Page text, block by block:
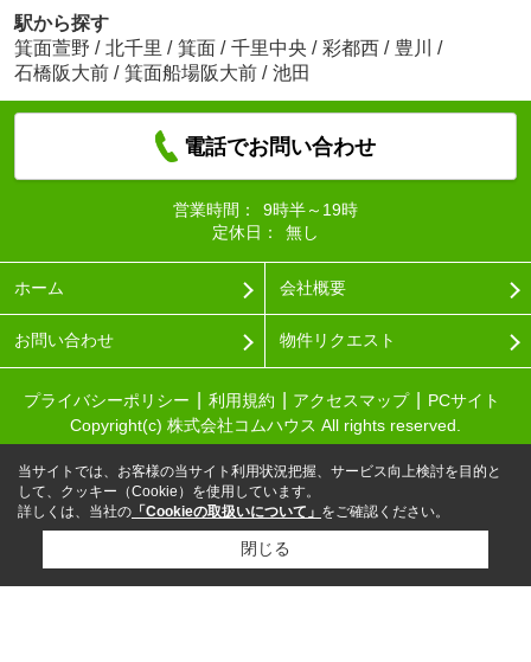
駅から探す
箕面萱野 / 北千里 / 箕面 / 千里中央 / 彩都西 / 豊川
/
石橋阪大前 / 箕面船場阪大前 / 池田
電話でお問い合わせ
営業時間：
9時半～19時
定休日：
無し
ホーム 会社概要
お問い合わせ 物件リクエスト
プライバシーポリシー 利用規約 アクセスマップ
PCサイト
Copyright(c) 株式会社コムハウス All rights reserved.
当サイトでは、お客様の当サイト利用状況把握、サービス向上検討を目的と
して、クッキー（Cookie）を使用しています。
詳しくは、当社の 「Cookieの取扱いについて」 をご確認ください。
閉じる